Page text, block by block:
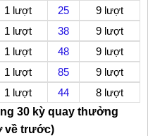
1 lượt 25
9 lượt
1 lượt 38
9 lượt
1 lượt 48
9 lượt
1 lượt 85
9 lượt
1 lượt 44
8 lượt
30 kỳ quay thưởng
về trước)